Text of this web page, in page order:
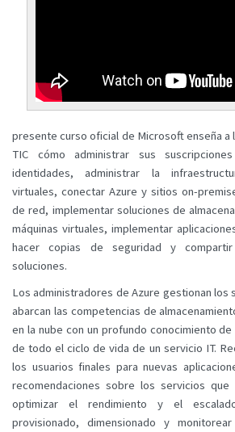
presente curso oficial de Microsoft enseña a
TIC cómo administrar sus
identidades, administrar la
virtuales, conectar Azure y sitios on-
de red, implementar soluciones de
máquinas virtuales, implementar
hacer copias de seguridad y
soluciones.
Los administradores de Azure gestionan los
abarcan las competencias de
en la nube con un profundo conocimiento
de todo el ciclo de vida de un servicio IT.
los usuarios finales para nuevas
recomendaciones sobre los servicios
optimizar el rendimiento y el
provisionado, dimensionado y